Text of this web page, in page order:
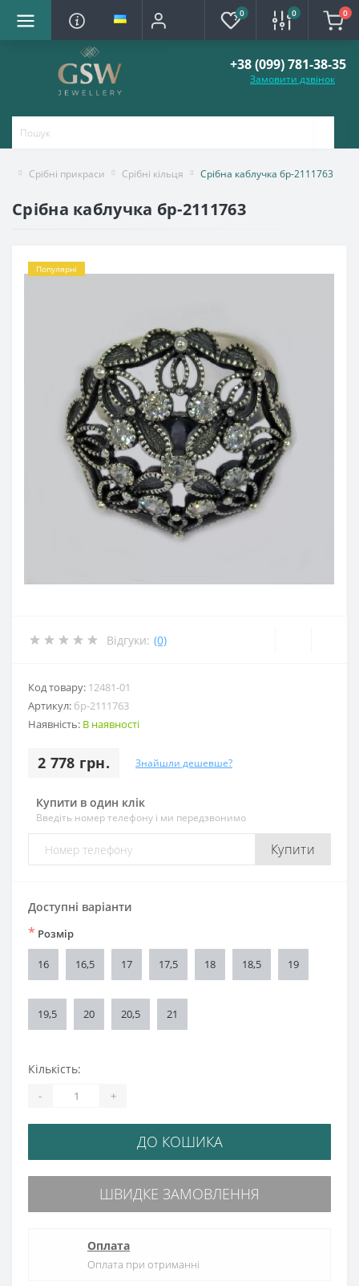
0 0 0
+38 (099) 781-38-35
Замовити дзвінок
Срібні прикраси Срібні кільця Срібна каблучка бр-2111763
Срібна каблучка бр-2111763
Популярні
Відгуки: (0)
Код товару: 12481-01
Артикул: бр-2111763
Наявність: В наявності
2 778 грн. Знайшли дешевше?
Купити в один клік
Введіть номер телефону і ми передзвонимо
Купити
Доступні варіанти
* Розмір
16 16,5 17 17,5 18 18,5 19
19,5 20 20,5 21
Кількість:
- +
ДО КОШИКА
ШВИДКЕ ЗАМОВЛЕННЯ
Оплата
Оплата при отриманні